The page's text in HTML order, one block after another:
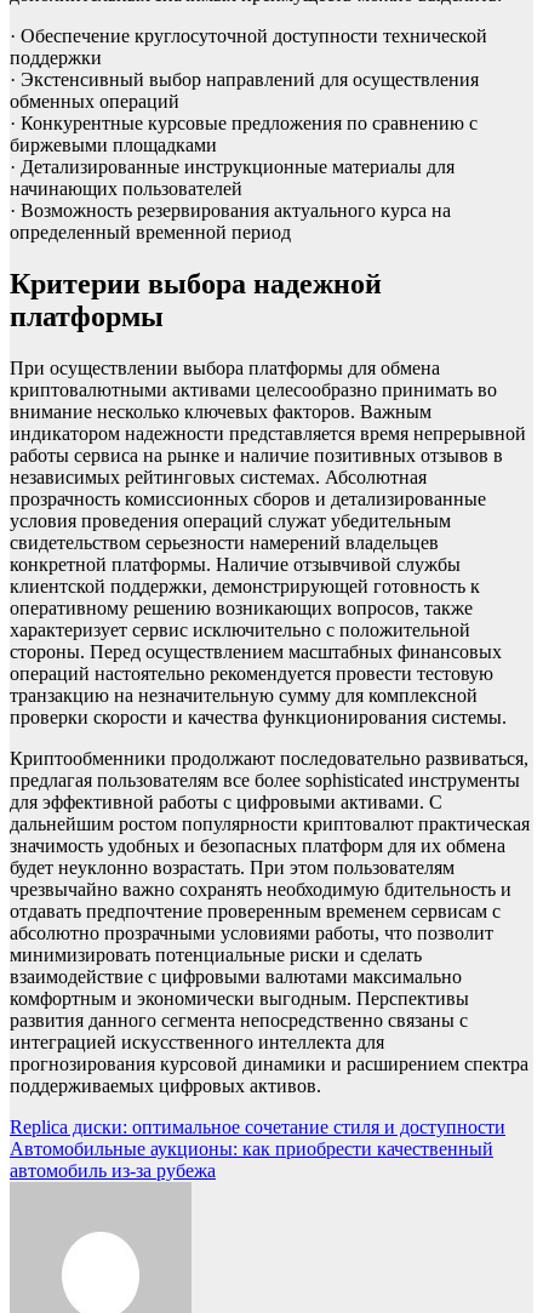
· Обеспечение круглосуточной доступности технической
поддержки
· Экстенсивный выбор направлений для осуществления
обменных операций
· Конкурентные курсовые предложения по сравнению с
биржевыми площадками
· Детализированные инструкционные материалы для
начинающих пользователей
· Возможность резервирования актуального курса на
определенный временной период
Критерии выбора надежной
платформы
При осуществлении выбора платформы для обмена
криптовалютными активами целесообразно принимать во
внимание несколько ключевых факторов. Важным
индикатором надежности представляется время непрерывной
работы сервиса на рынке и наличие позитивных отзывов в
независимых рейтинговых системах. Абсолютная
прозрачность комиссионных сборов и детализированные
условия проведения операций служат убедительным
свидетельством серьезности намерений владельцев
конкретной платформы. Наличие отзывчивой службы
клиентской поддержки, демонстрирующей готовность к
оперативному решению возникающих вопросов, также
характеризует сервис исключительно с положительной
стороны. Перед осуществлением масштабных финансовых
операций настоятельно рекомендуется провести тестовую
транзакцию на незначительную сумму для комплексной
проверки скорости и качества функционирования системы.
Криптообменники продолжают последовательно развиваться,
предлагая пользователям все более sophisticated инструменты
для эффективной работы с цифровыми активами. С
дальнейшим ростом популярности криптовалют практическая
значимость удобных и безопасных платформ для их обмена
будет неуклонно возрастать. При этом пользователям
чрезвычайно важно сохранять необходимую бдительность и
отдавать предпочтение проверенным временем сервисам с
абсолютно прозрачными условиями работы, что позволит
минимизировать потенциальные риски и сделать
взаимодействие с цифровыми валютами максимально
комфортным и экономически выгодным. Перспективы
развития данного сегмента непосредственно связаны с
интеграцией искусственного интеллекта для
прогнозирования курсовой динамики и расширением спектра
поддерживаемых цифровых активов.
Навигация
по
Replica диски: оптимальное сочетание стиля и доступности
Автомобильные аукционы: как приобрести качественный
автомобиль из-за рубежа